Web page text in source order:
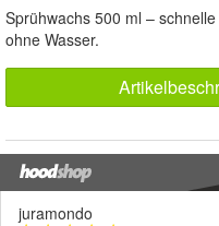
Sprühwachs 500 ml –
ohne Wasser.
juramondo